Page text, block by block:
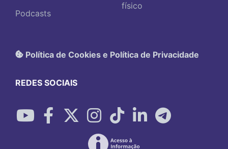
Podcasts
físico
Política de Cookies e Política de Privacidade
REDES SOCIAIS